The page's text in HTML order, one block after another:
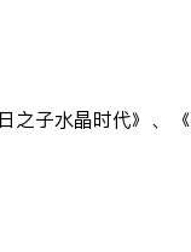
子水晶时代》、《